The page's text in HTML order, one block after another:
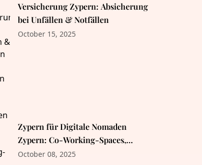
Versicherung Zypern: Absicherung
bei Unfällen & Notfällen
October 15, 2025
Zypern für Digitale Nomaden
Zypern: Co-Working-Spaces,
Internetqualität & Home-Office
October 08, 2025